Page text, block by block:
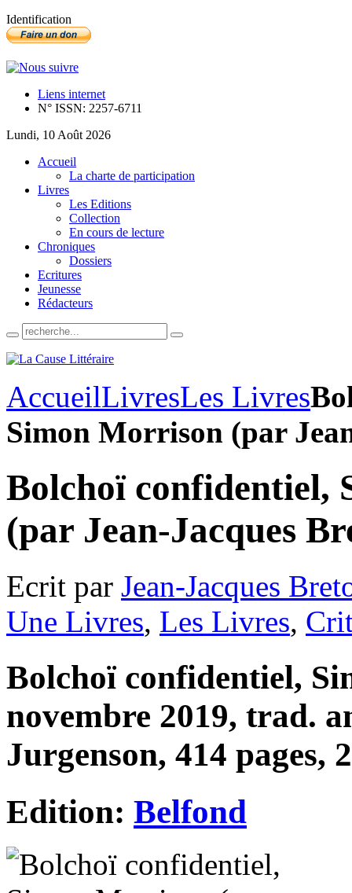
Identification
Liens internet
N° ISSN: 2257-6711
Lundi, 10 Août 2026
Accueil
La charte de participation
Livres
Les Editions
Collection
En cours de lecture
Chroniques
Dossiers
Ecritures
Jeunesse
Rédacteurs
AccueilLivresLes Livres
Simon Morrison (par
Bolchoï confidentiel,
(par Jean-Jacques
Ecrit par Jean-Jacques
Une Livres, Les Livres,
Bolchoï confidentiel,
novembre 2019, trad.
Jurgenson, 414 pages,
Edition: Belfond